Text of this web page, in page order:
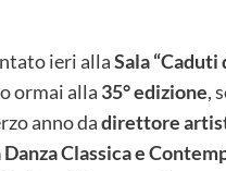
ieri allaSala
ormai alla 35° edizione,
anno dadirettore
Classica e